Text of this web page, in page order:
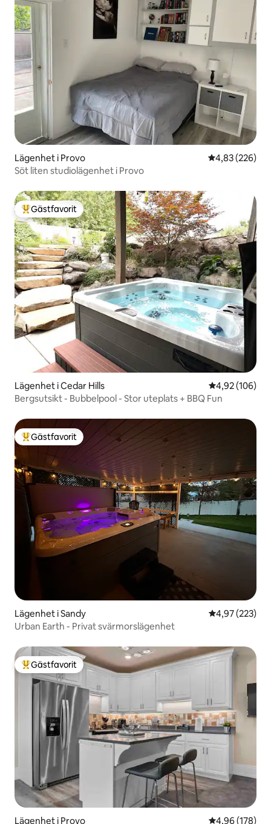
Lägenhet i Provo 4,83 av 5 i
4,83 (226)
Söt liten studiolägenhet i Provo
Populär gästfavorit
Gästfavorit
Lägenhet i Cedar Hills 4,92 av 5 i
4,92 (106)
Bergsutsikt - Bubbelpool - Stor uteplats + BBQ Fun
Populär gästfavorit
Gästfavorit
Lägenhet i Sandy 4,97 av 5 i
4,97 (223)
Urban Earth - Privat svärmorslägenhet
Populär gästfavorit
Gästfavorit
Lägenhet i Provo 4,96 av 5 i
4,96 (178)